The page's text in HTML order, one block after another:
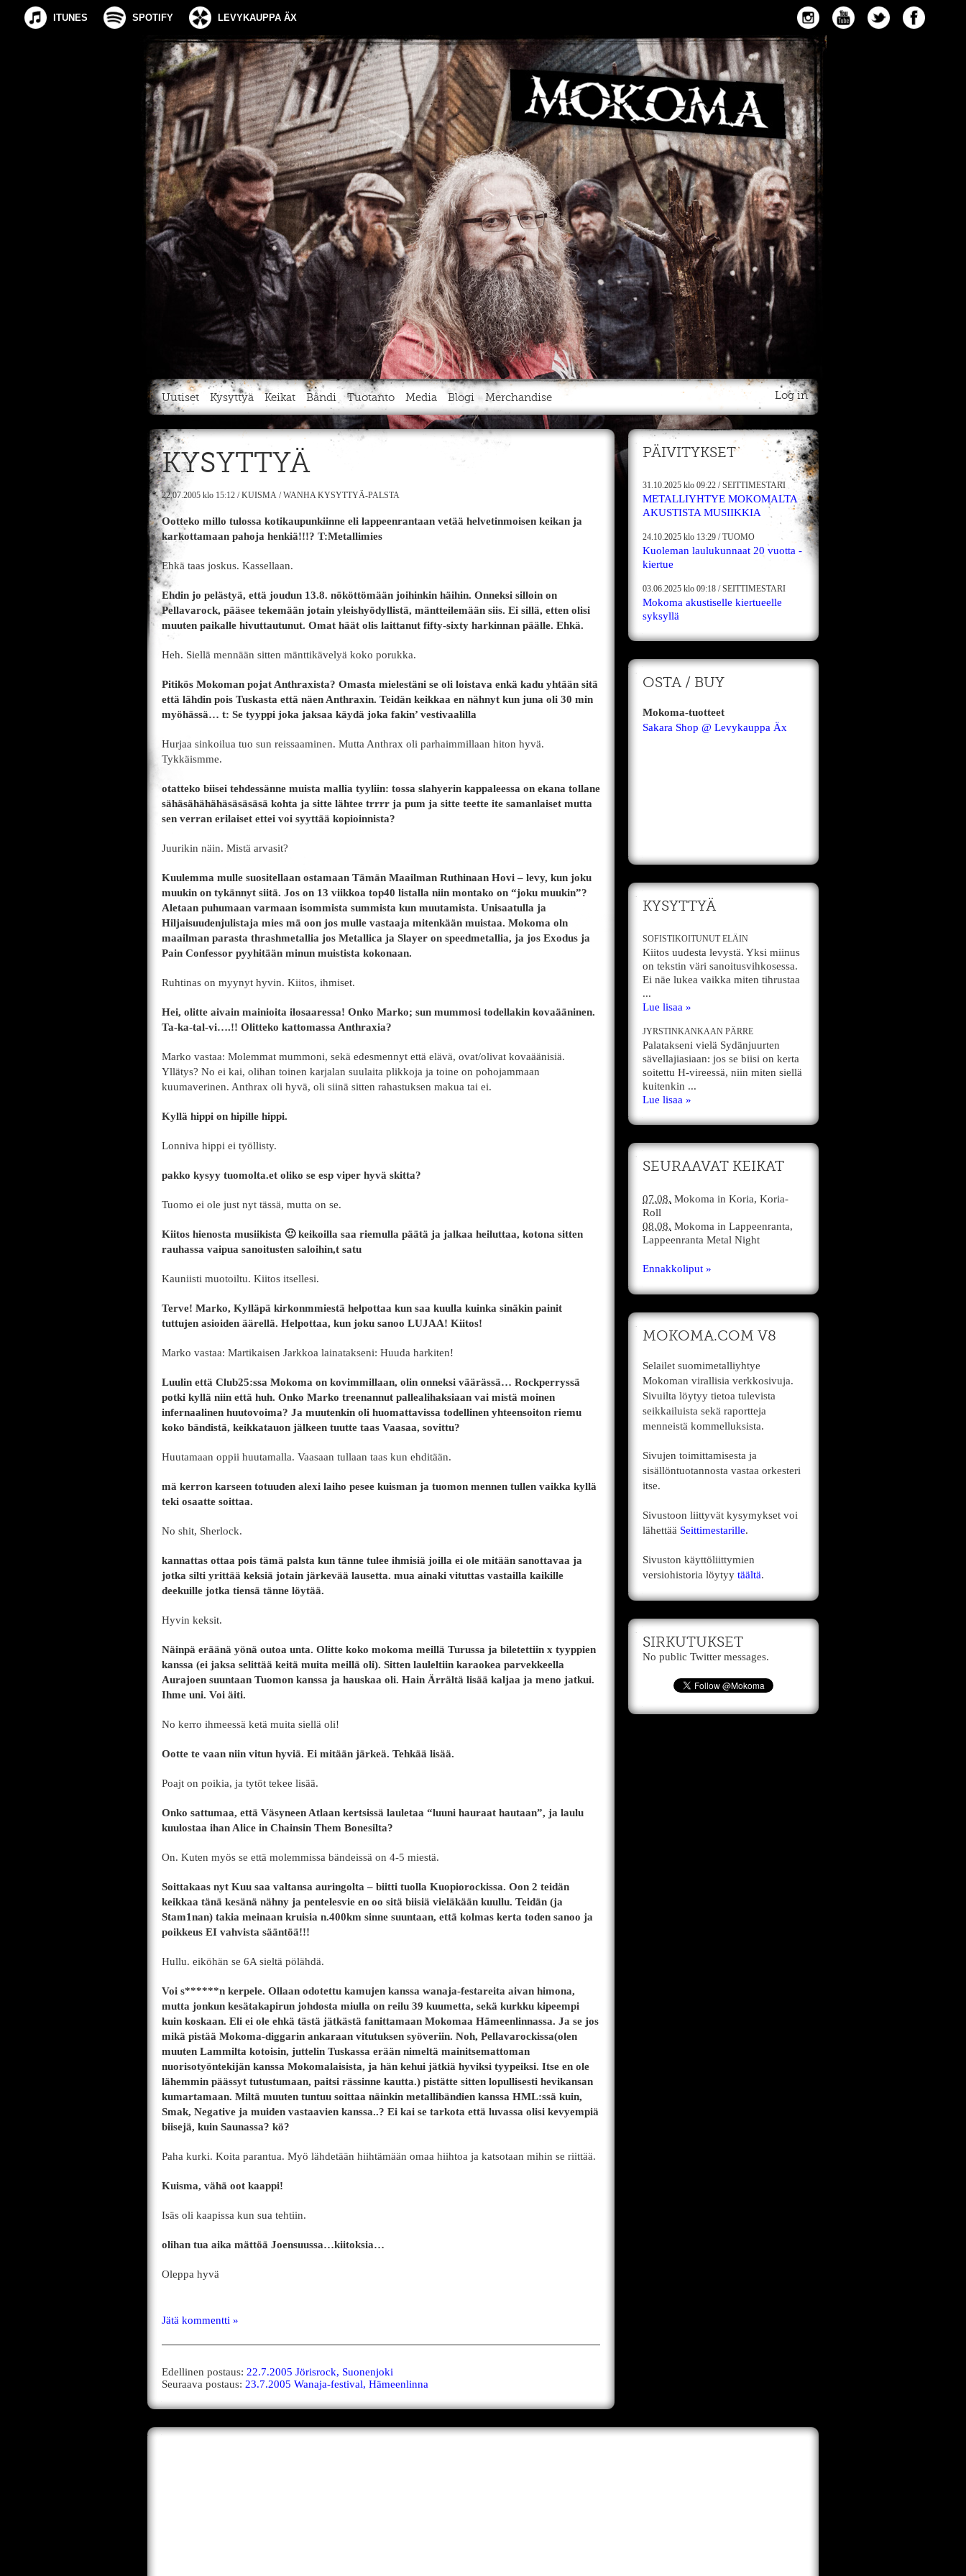
ITUNES SPOTIFY LEVYKAUPPA ÄX
Uutiset Kysyttyä Keikat Bändi Tuotanto Media Blogi Merchandise Log in
KYSYTTYÄ
22.07.2005 klo 15:12 /KUISMA /WANHA KYSYTTYÄ-PALSTA
Ootteko millo tulossa kotikaupunkiinne eli lappeenrantaan vetää helvetinmoisen keikan ja
karkottamaan pahoja henkiä!!!? T:Metallimies
Ehkä taas joskus. Kassellaan.
Ehdin jo pelästyä, että joudun 13.8. nököttömään joihinkin häihin. Onneksi silloin on
Pellavarock, pääsee tekemään jotain yleishyödyllistä, mäntteilemään siis. Ei sillä, etten olisi
muuten paikalle hivuttautunut. Omat häät olis laittanut fifty-sixty harkinnan päälle. Ehkä.
Heh. Siellä mennään sitten mänttikävelyä koko porukka.
Pitikös Mokoman pojat Anthraxista? Omasta mielestäni se oli loistava enkä kadu yhtään sitä
että lähdin pois Tuskasta että näen Anthraxin. Teidän keikkaa en nähnyt kun juna oli 30 min
myöhässä… t: Se tyyppi joka jaksaa käydä joka fakin’ vestivaalilla
Hurjaa sinkoilua tuo sun reissaaminen. Mutta Anthrax oli parhaimmillaan hiton hyvä.
Tykkäismme.
otatteko biisei tehdessänne muista mallia tyyliin: tossa slahyerin kappaleessa on ekana tollane
sähäsähähähäsäsäsäsä kohta ja sitte lähtee trrrr ja pum ja sitte teette ite samanlaiset mutta
sen verran erilaiset ettei voi syyttää kopioinnista?
Juurikin näin. Mistä arvasit?
Kuulemma mulle suositellaan ostamaan Tämän Maailman Ruthinaan Hovi – levy, kun joku
muukin on tykännyt siitä. Jos on 13 viikkoa top40 listalla niin montako on “joku muukin”?
Aletaan puhumaan varmaan isommista summista kun muutamista. Unisaatulla ja
Hiljaisuudenjulistaja mies mä oon jos mulle vastaaja mitenkään muistaa. Mokoma oln
maailman parasta thrashmetallia jos Metallica ja Slayer on speedmetallia, ja jos Exodus ja
Pain Confessor pyyhitään minun muistista kokonaan.
Ruhtinas on myynyt hyvin. Kiitos, ihmiset.
Hei, olitte aivain mainioita ilosaaressa! Onko Marko; sun mummosi todellakin kovaääninen.
Ta-ka-tal-vi….!! Olitteko kattomassa Anthraxia?
Marko vastaa: Molemmat mummoni, sekä edesmennyt että elävä, ovat/olivat kovaäänisiä.
Yllätys? No ei kai, olihan toinen karjalan suulaita plikkoja ja toine on pohojammaan
kuumaverinen. Anthrax oli hyvä, oli siinä sitten rahastuksen makua tai ei.
Kyllä hippi on hipille hippi.
Lonniva hippi ei työllisty.
pakko kysyy tuomolta.et oliko se esp viper hyvä skitta?
Tuomo ei ole just nyt tässä, mutta on se.
Kiitos hienosta musiikista 🙂 keikoilla saa riemulla päätä ja jalkaa heiluttaa, kotona sitten
rauhassa vaipua sanoitusten saloihin,t satu
Kauniisti muotoiltu. Kiitos itsellesi.
Terve! Marko, Kylläpä kirkonmmiestä helpottaa kun saa kuulla kuinka sinäkin painit
tuttujen asioiden äärellä. Helpottaa, kun joku sanoo LUJAA! Kiitos!
Marko vastaa: Martikaisen Jarkkoa lainatakseni: Huuda harkiten!
Luulin että Club25:ssa Mokoma on kovimmillaan, olin onneksi väärässä… Rockperryssä
potki kyllä niin että huh. Onko Marko treenannut pallealihaksiaan vai mistä moinen
infernaalinen huutovoima? Ja muutenkin oli huomattavissa todellinen yhteensoiton riemu
koko bändistä, keikkatauon jälkeen tuutte taas Vaasaa, sovittu?
Huutamaan oppii huutamalla. Vaasaan tullaan taas kun ehditään.
mä kerron karseen totuuden alexi laiho pesee kuisman ja tuomon mennen tullen vaikka kyllä
teki osaatte soittaa.
No shit, Sherlock.
kannattas ottaa pois tämä palsta kun tänne tulee ihmisiä joilla ei ole mitään sanottavaa ja
jotka silti yrittää keksiä jotain järkevää lausetta. mua ainaki vituttas vastailla kaikille
deekuille jotka tiensä tänne löytää.
Hyvin keksit.
Näinpä eräänä yönä outoa unta. Olitte koko mokoma meillä Turussa ja biletettiin x tyyppien
kanssa (ei jaksa selittää keitä muita meillä oli). Sitten lauleltiin karaokea parvekkeella
Aurajoen suuntaan Tuomon kanssa ja hauskaa oli. Hain Ärrältä lisää kaljaa ja meno jatkui.
Ihme uni. Voi äiti.
No kerro ihmeessä ketä muita siellä oli!
Ootte te vaan niin vitun hyviä. Ei mitään järkeä. Tehkää lisää.
Poajt on poikia, ja tytöt tekee lisää.
Onko sattumaa, että Väsyneen Atlaan kertsissä lauletaa “luuni hauraat hautaan”, ja laulu
kuulostaa ihan Alice in Chainsin Them Bonesilta?
On. Kuten myös se että molemmissa bändeissä on 4-5 miestä.
Soittakaas nyt Kuu saa valtansa auringolta – biitti tuolla Kuopiorockissa. Oon 2 teidän
keikkaa tänä kesänä nähny ja pentelesvie en oo sitä biisiä vieläkään kuullu. Teidän (ja
Stam1nan) takia meinaan kruisia n.400km sinne suuntaan, että kolmas kerta toden sanoo ja
poikkeus EI vahvista sääntöä!!!
Hullu. eiköhän se 6A sieltä pölähdä.
Voi s******n kerpele. Ollaan odotettu kamujen kanssa wanaja-festareita aivan himona,
mutta jonkun kesätakapirun johdosta miulla on reilu 39 kuumetta, sekä kurkku kipeempi
kuin koskaan. Eli ei ole ehkä tästä jätkästä fanittamaan Mokomaa Hämeenlinnassa. Ja se jos
mikä pistää Mokoma-diggarin ankaraan vitutuksen syöveriin. Noh, Pellavarockissa(olen
muuten Lammilta kotoisin, juttelin Tuskassa erään nimeltä mainitsemattoman
nuorisotyöntekijän kanssa Mokomalaisista, ja hän kehui jätkiä hyviksi tyypeiksi. Itse en ole
lähemmin päässyt tutustumaan, paitsi rässinne kautta.) pistätte sitten lopullisesti hevikansan
kumartamaan. Miltä muuten tuntuu soittaa näinkin metallibändien kanssa HML:ssä kuin,
Smak, Negative ja muiden vastaavien kanssa..? Ei kai se tarkota että luvassa olisi kevyempiä
biisejä, kuin Saunassa? kö?
Paha kurki. Koita parantua. Myö lähdetään hiihtämään omaa hiihtoa ja katsotaan mihin se riittää.
Kuisma, vähä oot kaappi!
Isäs oli kaapissa kun sua tehtiin.
olihan tua aika mättöä Joensuussa…kiitoksia…
Oleppa hyvä
Jätä kommentti »
Edellinen postaus: 22.7.2005 Jörisrock, Suonenjoki
Seuraava postaus: 23.7.2005 Wanaja-festival, Hämeenlinna
PÄIVITYKSET
31.10.2025 klo 09:22 /SEITTIMESTARI
METALLIYHTYE MOKOMALTA
AKUSTISTA MUSIIKKIA
24.10.2025 klo 13:29 /TUOMO
Kuoleman laulukunnaat 20 vuotta -
kiertue
03.06.2025 klo 09:18 /SEITTIMESTARI
Mokoma akustiselle kiertueelle
syksyllä
OSTA / BUY
Mokoma-tuotteet
Sakara Shop @ Levykauppa Äx
KYSYTTYÄ
SOFISTIKOITUNUT ELÄIN
Kiitos uudesta levystä. Yksi miinus
on tekstin väri sanoitusvihkosessa.
Ei näe lukea vaikka miten tihrustaa
...
Lue lisaa »
JYRSTINKANKAAN PÄRRE
Palatakseni vielä Sydänjuurten
sävellajiasiaan: jos se biisi on kerta
soitettu H-vireessä, niin miten siellä
kuitenkin ...
Lue lisaa »
SEURAAVAT KEIKAT
07.08. Mokoma in Koria, Koria-
Roll
08.08. Mokoma in Lappeenranta,
Lappeenranta Metal Night
Ennakkoliput »
MOKOMA.COM V8
Selailet suomimetalliyhtye
Mokoman virallisia verkkosivuja.
Sivuilta löytyy tietoa tulevista
seikkailuista sekä raportteja
menneistä kommelluksista.
Sivujen toimittamisesta ja
sisällöntuotannosta vastaa orkesteri
itse.
Sivustoon liittyvät kysymykset voi
lähettää Seittimestarille.
Sivuston käyttöliittymien
versiohistoria löytyy täältä.
SIRKUTUKSET
No public Twitter messages.